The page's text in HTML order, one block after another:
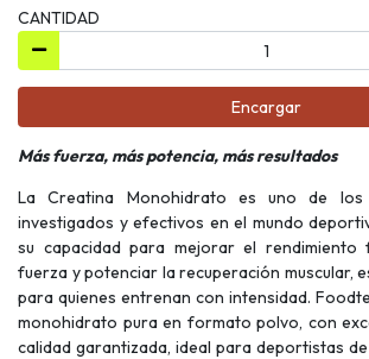
CANTIDAD
Encargar
Más fuerza, más potencia, más resultados
La Creatina Monohidrato es uno de los
investigados y efectivos en el mundo
su capacidad para mejorar el rendimiento
fuerza y potenciar la recuperación muscular,
para quienes entrenan con intensidad.
monohidrato pura en formato polvo, con
calidad garantizada, ideal para deportistas